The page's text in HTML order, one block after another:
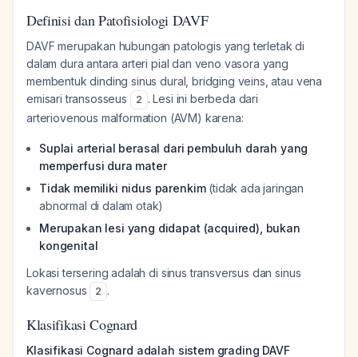
Definisi dan Patofisiologi DAVF
DAVF merupakan hubungan patologis yang terletak di
dalam dura antara arteri pial dan veno vasora yang
membentuk dinding sinus dural, bridging veins, atau vena
emisari transosseus
2 . Lesi ini berbeda dari
arteriovenous malformation (AVM) karena:
Suplai arterial berasal dari pembuluh darah yang
memperfusi dura mater
Tidak memiliki nidus parenkim(tidak ada jaringan
abnormal di dalam otak)
Merupakan lesi yang didapat (acquired), bukan
kongenital
Lokasi tersering adalah di sinus transversus dan sinus
kavernosus
2 .
Klasifikasi Cognard
Klasifikasi Cognard adalah sistem grading DAVF